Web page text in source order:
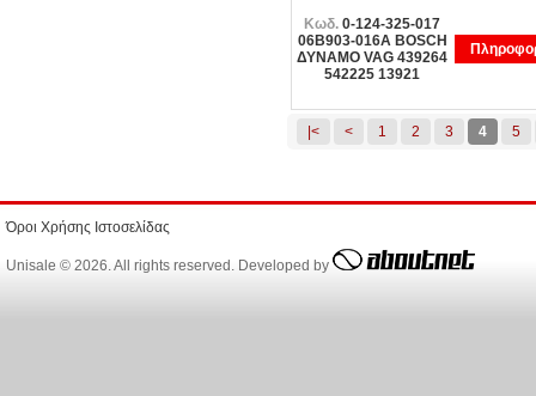
Κωδ. 0-124-325-017
06B903-016A BOSCH
ΔΥΝΑΜΟ VAG 439264
542225 13921
|< < 1 2 3 4 5
Όροι Χρήσης Ιστοσελίδας
Unisale © 2026. All rights reserved. Developed by